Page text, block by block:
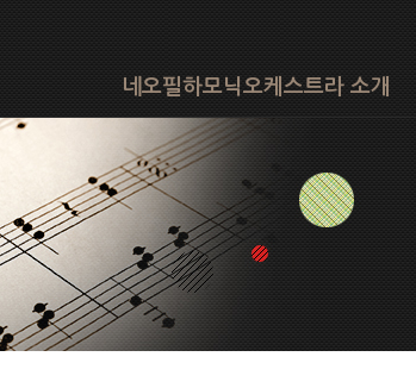
네오필하모닉오케스트라 소개